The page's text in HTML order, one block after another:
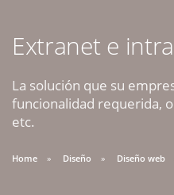
Extranet e
La solución que su
funcionalidad requerida,
etc.
Home Diseño Diseño web
09:30 AM A